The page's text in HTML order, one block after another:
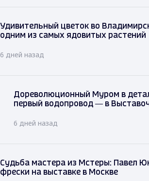
Удивительный цветок во
одним из самых ядовитых растений
6 дней назад
Дореволюционный Муром в
первый водопровод — в
6 дней назад
Судьба мастера из Мстеры: Павел
фрески на выставке в Москве